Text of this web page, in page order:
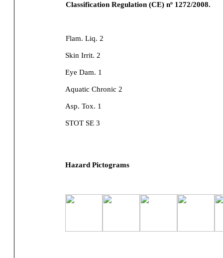
Classification Regulation (CE) nº 1272/2008.
Flam. Liq. 2
Skin Irrit. 2
Eye Dam. 1
Aquatic Chronic 2
Asp. Tox. 1
STOT SE 3
Hazard Pictograms